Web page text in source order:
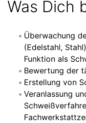
Was Dich
Überwachung
(Edelstahl,
Funktion als
Bewertung der
Erstellung von
Veranlassung